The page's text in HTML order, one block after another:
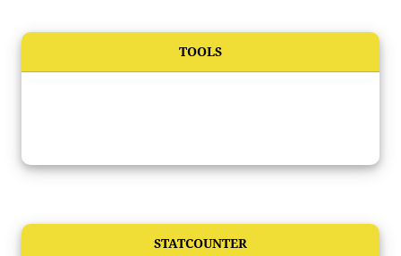
TOOLS
STATCOUNTER